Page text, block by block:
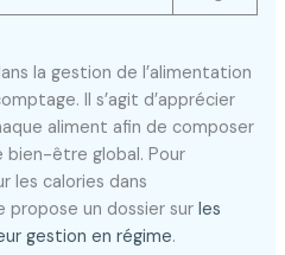
la gestion de l’alimentation
Il s’agit d’apprécier
aliment afin de composer
bien-être global. Pour
les calories dans
propose un dossier surles
gestion en régime.